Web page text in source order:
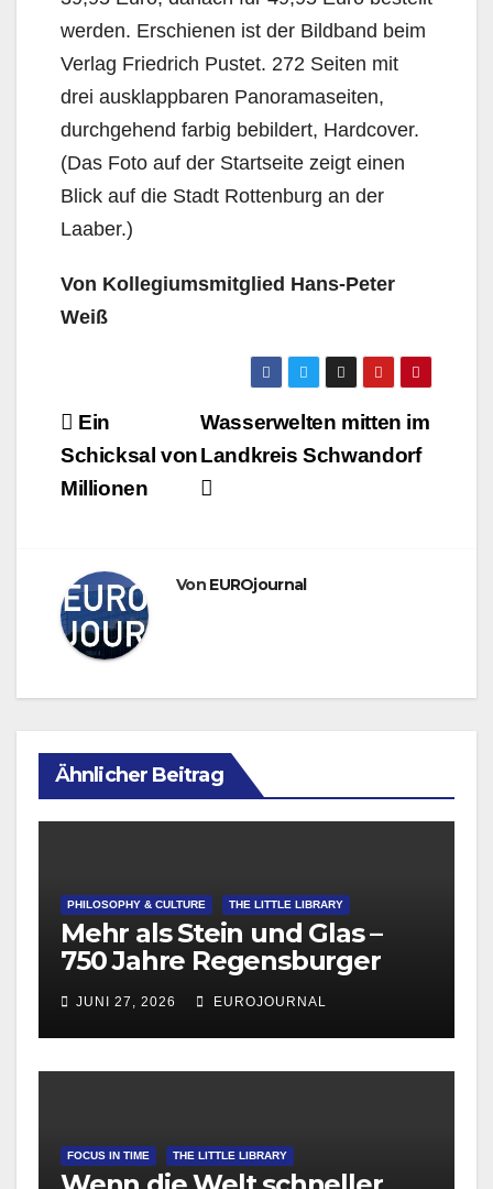
werden. Erschienen ist der Bildband beim
Verlag Friedrich Pustet. 272 Seiten mit
drei ausklappbaren Panoramaseiten,
durchgehend farbig bebildert, Hardcover.
(Das Foto auf der Startseite zeigt einen
Blick auf die Stadt Rottenburg an der
Laaber.)
Von Kollegiumsmitglied Hans-Peter
Weiß
Beitragsnavigation
Wasserwelten mitten im
Landkreis Schwandorf
Ein
Schicksal von
Millionen
Von EUROjournal
Ähnlicher Beitrag
PHILOSOPHY & CULTURE THE LITTLE LIBRARY
Mehr als Stein und Glas –
750 Jahre Regensburger
Dom
JUNI 27, 2026 EUROJOURNAL
FOCUS IN TIME THE LITTLE LIBRARY